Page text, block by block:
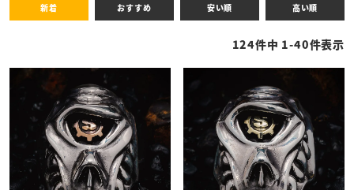
商品タイプ
全ての商品
予約商品 セール商品
カテゴリ
新着 おすすめ 安い順 高い順
124件中 1-40件表示